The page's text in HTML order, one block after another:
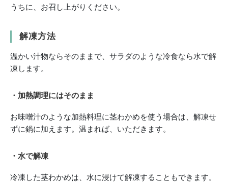
うちに、お召し上がりください。
解凍方法
温かい汁物ならそのままで、サラダのような冷食なら水で解
凍します。
・加熱調理にはそのまま
お味噌汁のような加熱料理に茎わかめを使う場合は、解凍せ
ずに鍋に加えます。温まれば、いただきます。
・水で解凍
冷凍した茎わかめは、水に浸けて解凍することもできます。